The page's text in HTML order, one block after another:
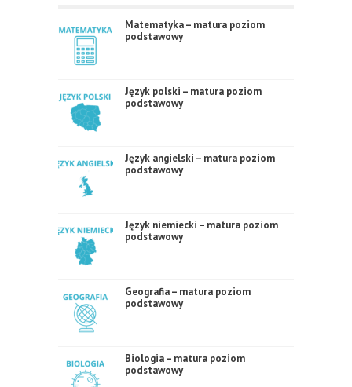
Matematyka – matura poziom
podstawowy
Język polski – matura poziom
podstawowy
Język angielski – matura poziom
podstawowy
Język niemiecki – matura poziom
podstawowy
Geografia – matura poziom
podstawowy
Biologia – matura poziom
podstawowy